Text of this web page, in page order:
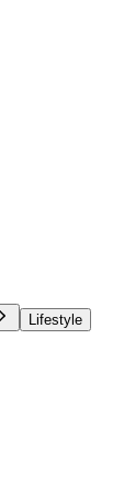
Lifestyle